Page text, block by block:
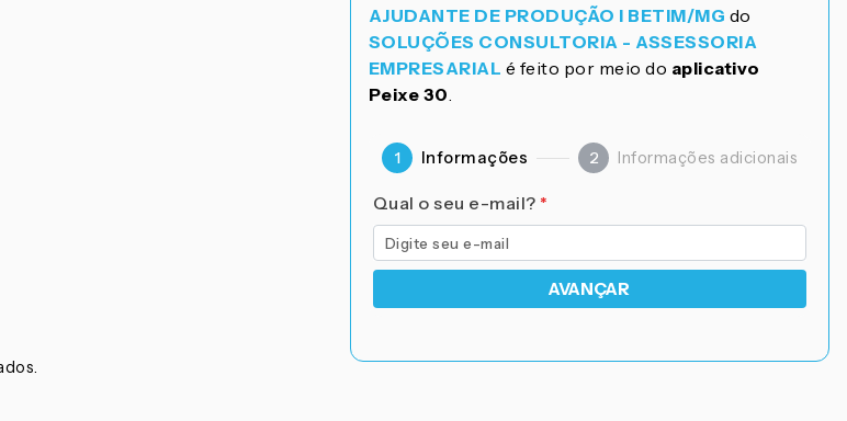
AJUDANTE DE PRODUÇÃO I BETIM/MG do
SOLUÇÕES CONSULTORIA - ASSESSORIA
EMPRESARIAL é feito por meio do aplicativo
Peixe 30.
1 Informações 2 Informações adicionais
Qual o seu e-mail? *
AVANÇAR